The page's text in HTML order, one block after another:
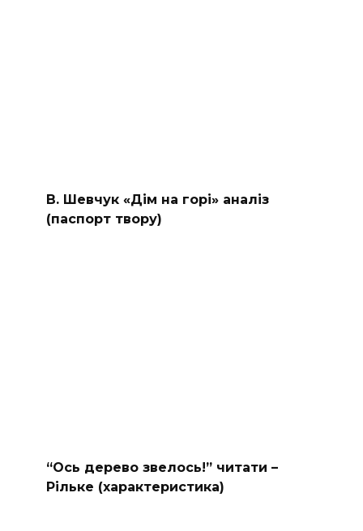
В. Шевчук «Дім на горі» аналіз
(паспорт твору)
“Ось дерево звелось!” читати –
Рільке (характеристика)